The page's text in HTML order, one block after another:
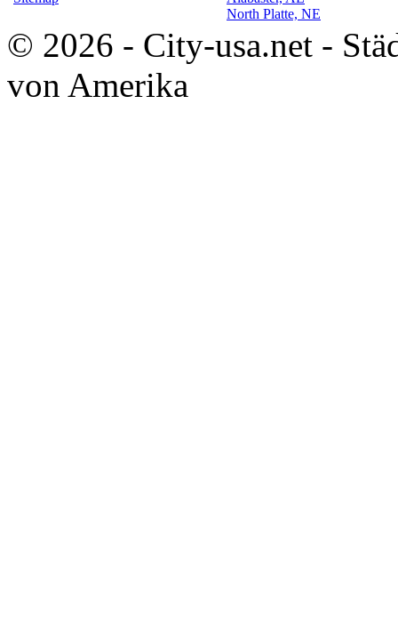
North Platte, NE
© 2026 - City-usa.net -
von Amerika